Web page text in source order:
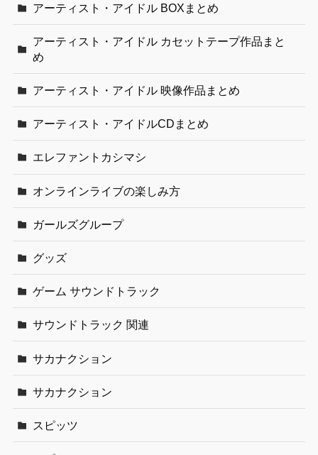
アーティスト・アイドル BOXまとめ
アーティスト・アイドル カセットテープ作品まと
め
アーティスト・アイドル 映像作品まとめ
アーティスト・アイドルCDまとめ
エレファントカシマシ
オンラインライブの楽しみ方
ガールズグループ
グッズ
ゲーム サウンドトラック
サウンドトラック 関連
サカナクション
サカナクション
スピッツ